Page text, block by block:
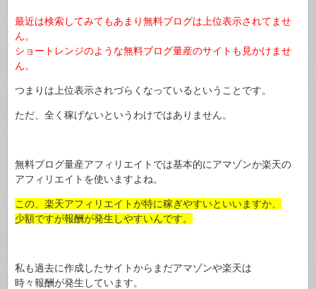
最近は検索してみてもあまり無料ブログは上位表示されてませ
ん。
ショートレンジのような無料ブログ量産のサイトも見かけませ
ん。
つまりは上位表示されづらくなっているということです。
ただ、全く稼げないというわけではありません。
無料ブログ量産アフィリエイトでは基本的にアマゾンか楽天の
アフィリエイトを使いますよね。
この、楽天アフィリエイトが特に稼ぎやすいといいますか、
少額ですが報酬が発生しやすいんです。
私も過去に作成したサイトからまだアマゾンや楽天は
時々報酬が発生しています。